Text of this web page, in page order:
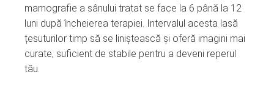
mamografie a sânului tratat se face la 6 până la 12
luni după încheierea terapiei. Intervalul acesta lasă
țesuturilor timp să se liniștească și oferă imagini mai
curate, suficient de stabile pentru a deveni reperul
tău.